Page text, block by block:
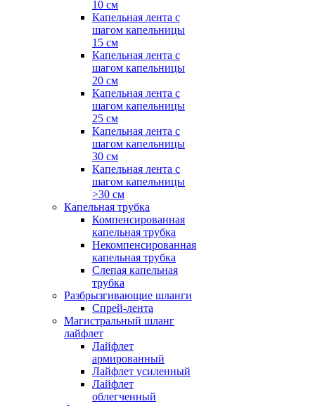
10 см
Капельная лента с
шагом капельницы
15 см
Капельная лента с
шагом капельницы
20 см
Капельная лента с
шагом капельницы
25 см
Капельная лента с
шагом капельницы
30 см
Капельная лента с
шагом капельницы
>30 см
Капельная трубка
Компенсированная
капельная трубка
Некомпенсированная
капельная трубка
Слепая капельная
трубка
Разбрызгивающие шланги
Спрей-лента
Магистральный шланг
лайфлет
Лайфлет
армированный
Лайфлет усиленный
Лайфлет
облегченный